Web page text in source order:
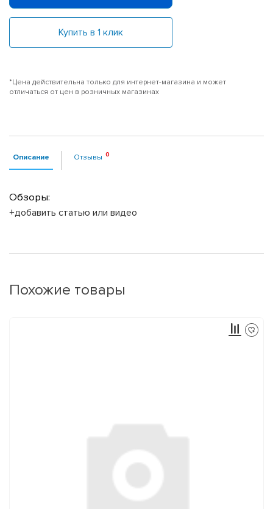
Купить в 1 клик
*Цена действительна только для интернет-магазина и может
отличаться от цен в розничных магазинах
Описание Отзывы
Обзоры:
+добавить статью или видео
Похожие товары